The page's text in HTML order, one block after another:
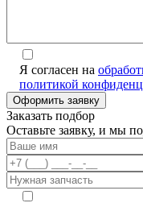
Я согласен на
политикой
Заказать подбор
Оставьте заявку, и мы